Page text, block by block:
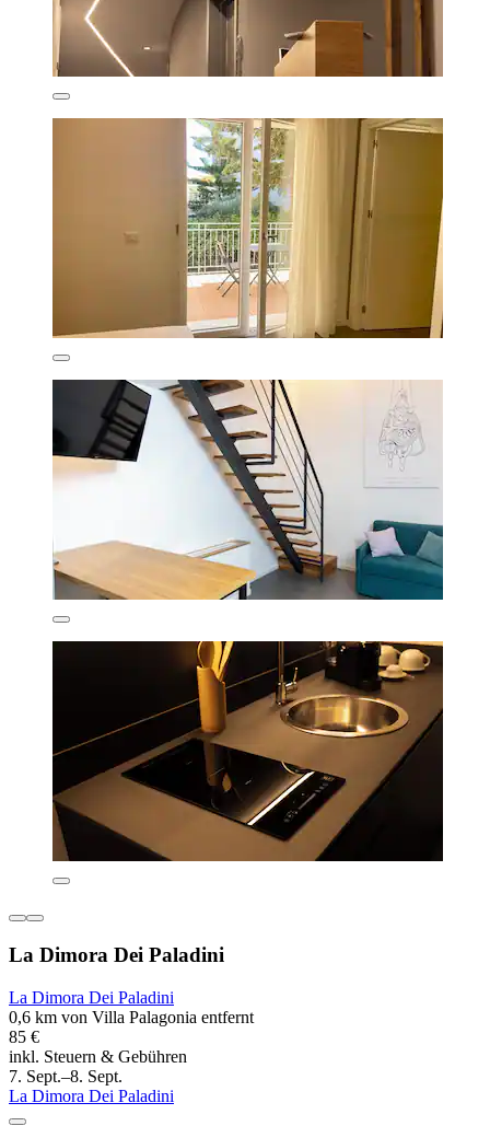
La Dimora Dei Paladini
La Dimora Dei Paladini
0,6 km von Villa Palagonia entfernt
85 €
inkl. Steuern & Gebühren
7. Sept.–8. Sept.
La Dimora Dei Paladini